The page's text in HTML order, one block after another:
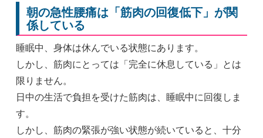
朝の急性腰痛は「筋肉の回復低下」が関
係している
睡眠中、身体は休んでいる状態にあります。
しかし、筋肉にとっては「完全に休息している」とは
限りません。
日中の生活で負担を受けた筋肉は、睡眠中に回復しま
す。
しかし、筋肉の緊張が強い状態が続いていると、十分